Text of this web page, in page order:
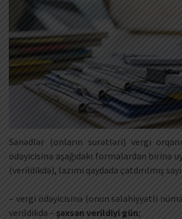
Sənədlər (onların surətləri) vergi
ödəyicisinə aşağıdakı formalardan birinə
(verildikdə), lazımi qaydada çatdırılmış
– vergi ödəyicisinə (onun səlahiyyətli
verildikdə – şəxsən verildiyi gün;